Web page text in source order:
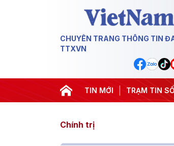
CHUYÊN TRANG THÔNG TIN
TTXVN
TIN MỚI TRẠM TIN SỐ
dịch 500 ngày đêm #Chống khai thác IUU
Chính trị